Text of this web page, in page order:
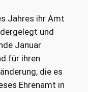
Jahres ihr Amt
und
Januar
für ihren
die es
Ehrenamt in